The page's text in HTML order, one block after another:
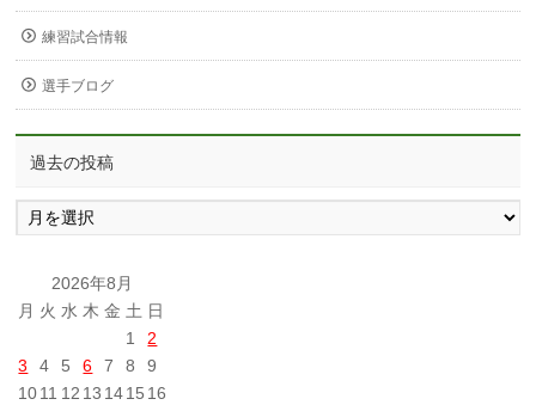
練習試合情報
選手ブログ
過去の投稿
過
去
稿
2026年8月
月 火 水 木 金 土 日
1
2
3
4 5 6 7 8
9
1011 12 13 1415 16